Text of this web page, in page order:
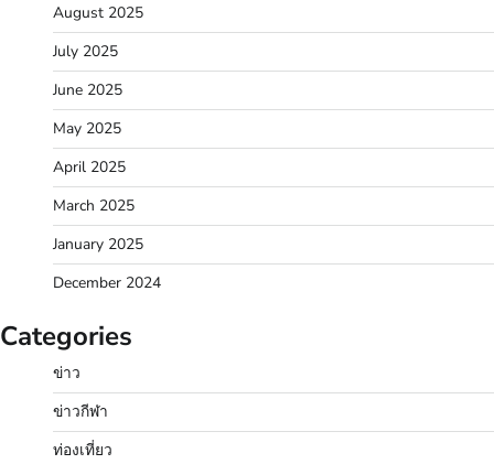
August 2025
July 2025
June 2025
May 2025
April 2025
March 2025
January 2025
December 2024
Categories
ข่าว
ข่าวกีฬา
ท่องเที่ยว